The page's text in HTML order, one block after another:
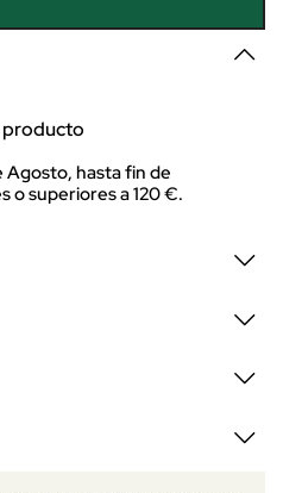
producto
Agosto, hasta fin de
o superiores a 120 €.